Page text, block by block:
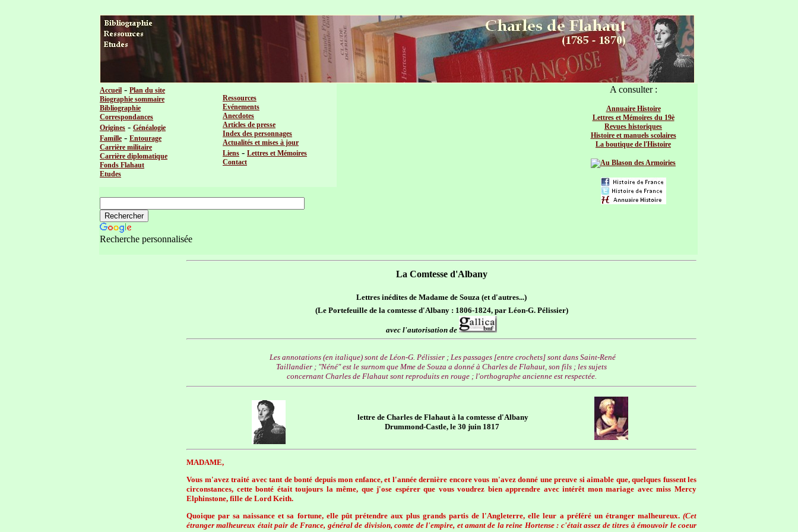
Accueil - Plan du site
Biographie sommaire
Bibliographie
Correspondances
Origines - Généalogie
Famille - Entourage
Carrière militaire
Carrière diplomatique
Fonds Flahaut
Etudes
Ressources
Evénements
Anecdotes
Articles de presse
Index des personnages
Actualités et mises à jour
Liens - Lettres et Mémoires
Contact
A consulter :
Annuaire Histoire
Lettres et Mémoires du 19è
Revues historiques
Histoire et manuels scolaires
La boutique de l'Histoire
Recherche personnalisée
La Comtesse d'Albany
Lettres inédites de Madame de Souza (et d'autres...)
(Le Portefeuille de la comtesse d'Albany : 1806-1824, par Léon-G. Pélissier)
avec l'autorisation de
Les annotations (en italique) sont de Léon-G. Pélissier ; Les passages [entre crochets] sont dans Saint-René
Taillandier ; "Néné" est le surnom que Mme de Souza a donné à Charles de Flahaut, son fils ; les sujets
concernant Charles de Flahaut sont reproduits en rouge ; l'orthographe ancienne est respectée.
lettre de Charles de Flahaut à la comtesse d'Albany
Drummond-Castle, le 30 juin 1817
MADAME,
Vous m'avez traité avec tant de bonté depuis mon enfance, et l'année dernière encore vous m'avez donné une preuve si aimable que, quelques fussent les
circonstances, cette bonté était toujours la même, que j'ose espérer que vous voudrez bien apprendre avec intérêt mon mariage avec miss Mercy
Elphinstone, fille de Lord Keith.
Quoique par sa naissance et sa fortune, elle pût prétendre aux plus grands partis de l'Angleterre, elle leur a préféré un étranger malheureux. (Cet
étranger malheureux était pair de France, général de division, comte de l'empire, et amant de la reine Hortense : c'était assez de titres à émouvoir le coeur